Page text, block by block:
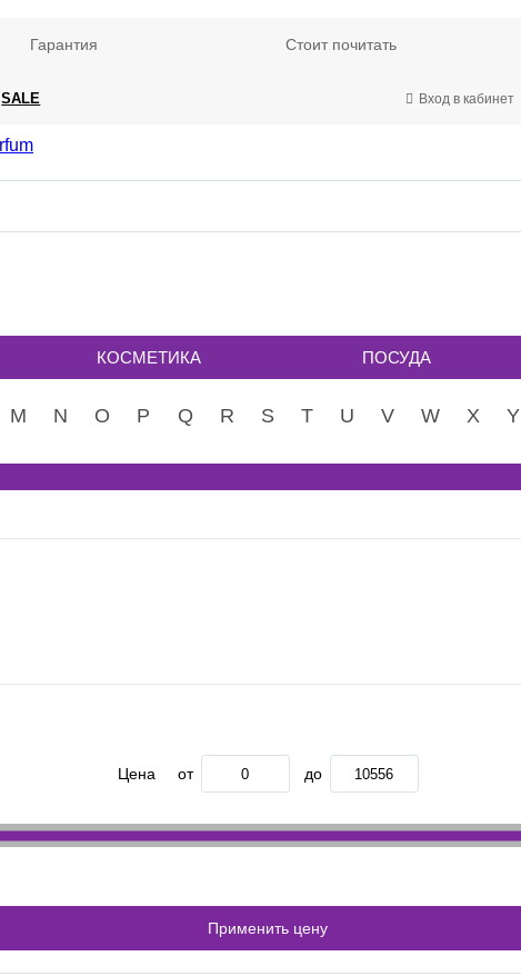
Гарантия Стоит почитать
SALE Вход в кабинет
КОСМЕТИКА ПОСУДА
M N O P Q R S T U V W X Y
Цена от до
Применить цену